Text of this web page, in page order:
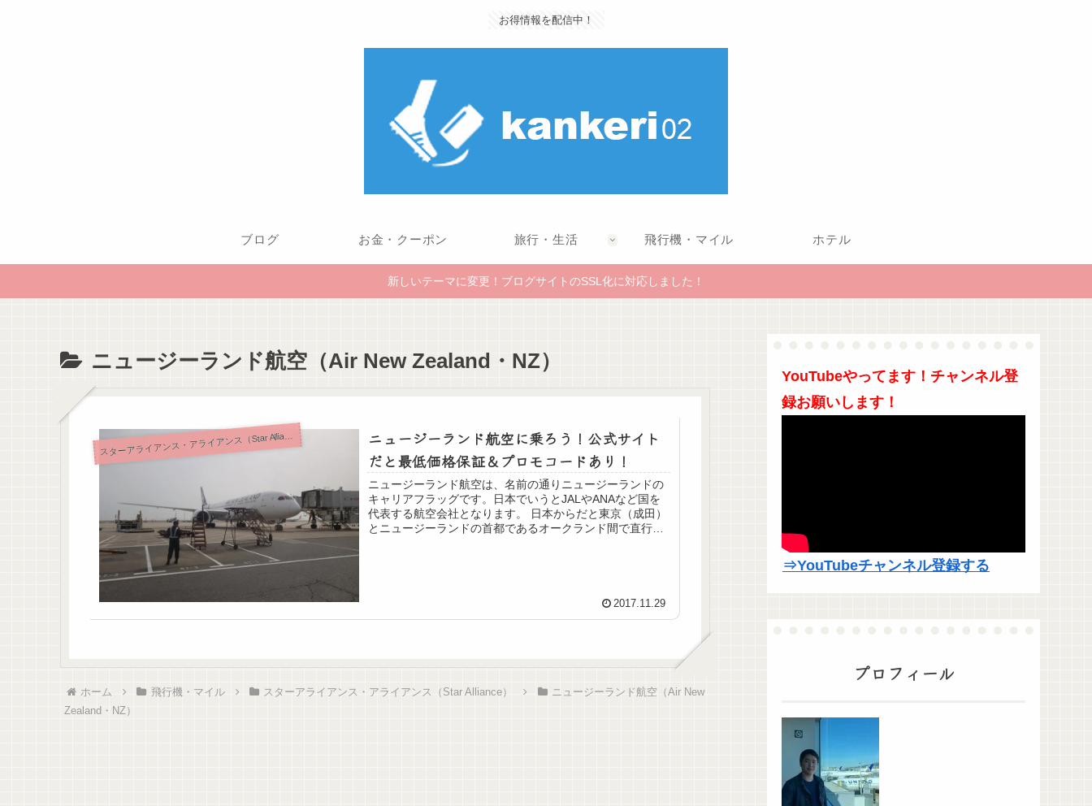
お得情報を配信中！
ブログ お金・クーポン 旅行・生活 飛行機・マイル ホテル
新しいテーマに変更！ブログサイトのSSL化に対応しました！
ニュージーランド航空（Air New Zealand・NZ）
ス
ニュージーランド航空に乗ろう！公式サイト
だと最低価格保証＆プロモコードあり！
ニュージーランド航空は、名前の通りニュージーランドの
キャリアフラッグです。日本でいうとJALやANAなど国を
代表する航空会社となります。 日本からだと東京（成田）
とニュージーランドの首都であるオークランド間で直行便
2017.11.29
ホーム 飛行機・マイル スターアライアンス・アライアンス（Star Alliance）
ニュージーランド航空（Air New
Zealand・NZ）
YouTubeやってます！チャンネル登
録お願いします！
⇒YouTubeチャンネル登録する
プロフィール